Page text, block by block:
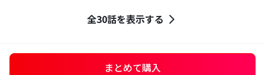
全30話を表示する
まとめて購入